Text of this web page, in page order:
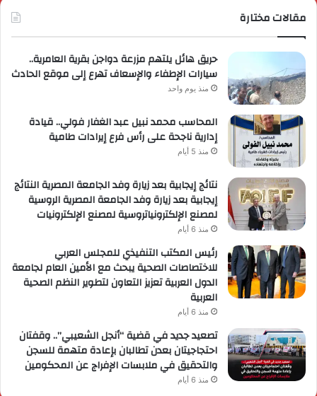
مقالات مختارة
حريق هائل يلتهم مزرعة دواجن بقرية العامرية..
سيارات الإطفاء والإسعاف تهرع إلى موقع الحادث
منذ يوم واحد
المحاسب محمد نبيل عبد الغفار فولي.. قيادة
إدارية ناجحة على رأس فرع إيرادات طامية
منذ 5 أيام
نتائج إيجابية بعد زيارة وفد الجامعة المصرية النتائج
إيجابية بعد زيارة وفد الجامعة المصرية الروسية
لمصنع الإلكترونياتروسية لمصنع الإلكترونيات
منذ 6 أيام
رئيس المكتب التنفيذي للمجلس العربي
للاختصاصات الصحية يبحث مع الأمين العام لجامعة
الدول العربية تعزيز التعاون لتطوير النظم الصحية
العربية
منذ 6 أيام
تصعيد جديد في قضية “أنجل الشعيبي”.. وقفتان
احتجاجيتان بعدن تطالبان بإعادة متهمة للسجن
والتحقيق في ملابسات الإفراج عن المحكومين
منذ 6 أيام